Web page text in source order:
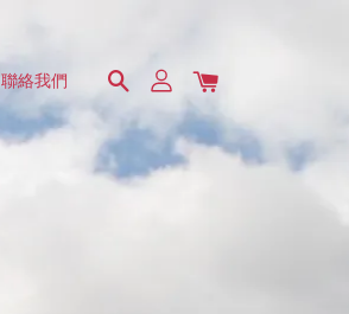
聯絡我們